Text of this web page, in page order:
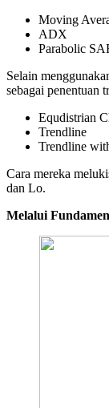
Moving
ADX
Parabolic
Selain
sebagai penentuan
Equdistrian
Trendline
Trendline
Cara mereka
dan Lo.
Melalui